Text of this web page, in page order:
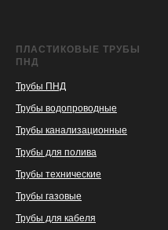
ПЛАСТИКОВЫЕ ТРУБЫ
ПНД
Трубы ПНД
Трубы водопроводные
Трубы канализационные
Трубы для полива
Трубы технические
Трубы газовые
Трубы для кабеля